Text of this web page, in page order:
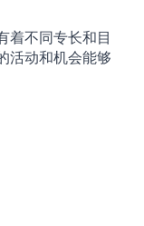
着不同专长和目
活动和机会能够